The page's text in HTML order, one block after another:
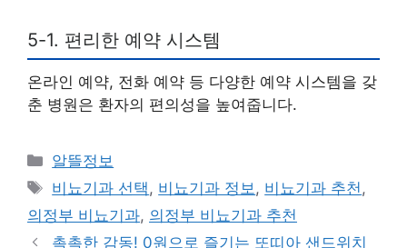
5-1. 편리한 예약 시스템
온라인 예약, 전화 예약 등 다양한 예약 시스템을 갖
춘 병원은 환자의 편의성을 높여줍니다.
카
테
고
리
알뜰정보
태
그
비뇨기과 선택 , 비뇨기과 정보 , 비뇨기과 추천 ,
의정부 비뇨기과, 의정부 비뇨기과 추천
촉촉한 감동! 0원으로 즐기는 또띠아 샌드위치